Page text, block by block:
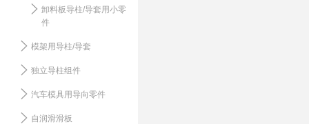
卸料板导柱/导套用小零
件
模架用导柱/导套
独立导柱组件
汽车模具用导向零件
自润滑滑板